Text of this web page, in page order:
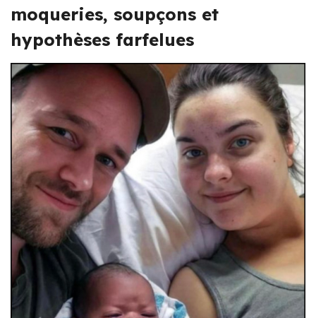
moqueries, soupçons et
hypothèses farfelues